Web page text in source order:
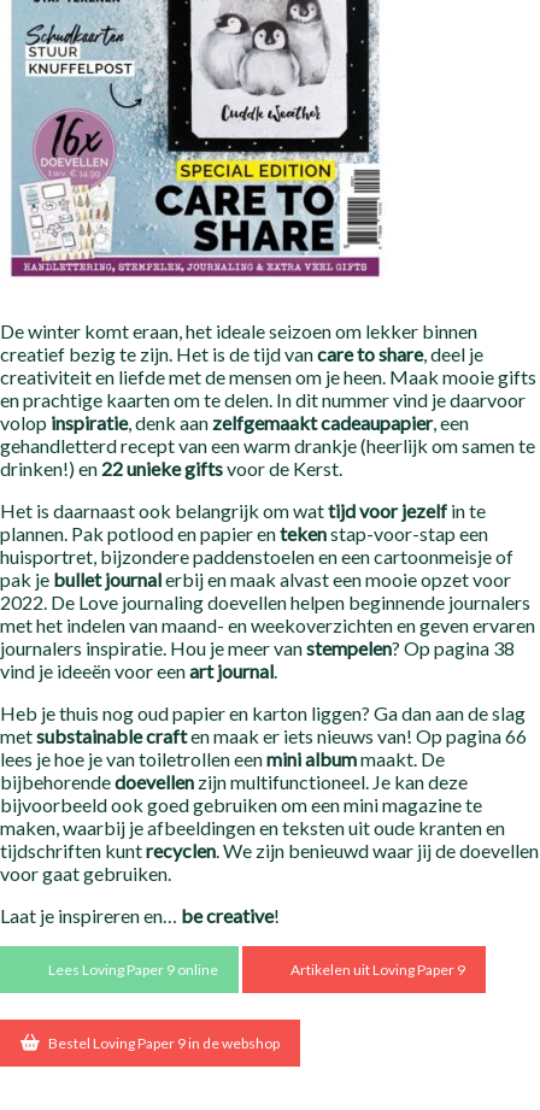
De winter komt eraan, het ideale seizoen om lekker binnen
creatief bezig te zijn. Het is de tijd vancare to share, deel je
creativiteit en liefde met de mensen om je heen. Maak mooie gifts
en prachtige kaarten om te delen. In dit nummer vind je daarvoor
volop inspiratie, denk aan zelfgemaakt cadeaupapier, een
gehandletterd recept van een warm drankje (heerlijk om samen te
drinken!) en 22 unieke giftsvoor de Kerst.
Het is daarnaast ook belangrijk om wattijd voor jezelf in te
plannen. Pak potlood en papier entekenstap-voor-stap een
huisportret, bijzondere paddenstoelen en een cartoonmeisje of
pak je bullet journalerbij en maak alvast een mooie opzet voor
2022. De Love journaling doevellen helpen beginnende journalers
met het indelen van maand- en weekoverzichten en geven ervaren
journalers inspiratie. Hou je meer vanstempelen? Op pagina 38
vind je ideeën voor eenart journal.
Heb je thuis nog oud papier en karton liggen? Ga dan aan de slag
metsubstainable craften maak er iets nieuws van! Op pagina 66
lees je hoe je van toiletrollen eenmini albummaakt. De
bijbehorendedoevellen zijn multifunctioneel. Je kan deze
bijvoorbeeld ook goed gebruiken om een mini magazine te
maken, waarbij je afbeeldingen en teksten uit oude kranten en
tijdschriften kuntrecyclen. We zijn benieuwd waar jij de doevellen
voor gaat gebruiken.
Laat je inspireren en… be creative!
Lees Loving Paper 9 online Artikelen uit Loving Paper 9
Bestel Loving Paper 9 in de webshop